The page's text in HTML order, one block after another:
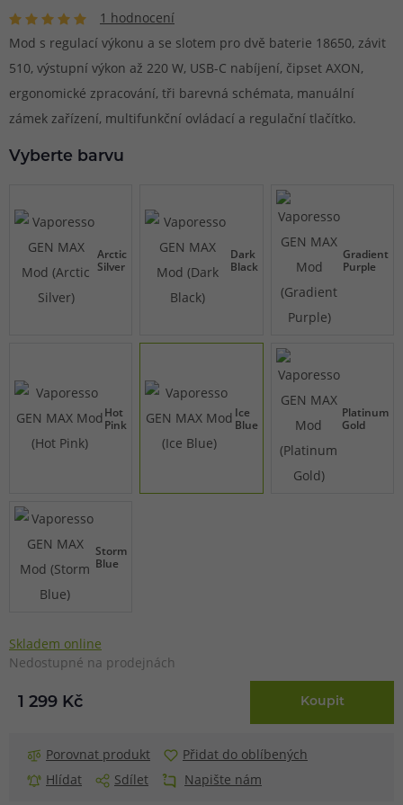
1 hodnocení
Mod s regulací výkonu a se slotem pro dvě baterie 18650, závit
510, výstupní výkon až 220 W, USB-C nabíjení, čipset AXON,
ergonomické zpracování, tři barevná schémata, manuální
zámek zařízení, multifunkční ovládací a regulační tlačítko.
Vyberte barvu
Arctic
Silver
Dark
Black
Gradient
Purple
Hot
Pink
Ice
Blue
Platinum
Gold
Storm
Blue
Skladem online
Nedostupné na prodejnách
1 299 Kč Koupit
Porovnat produkt
Přidat do oblíbených
Hlídat
Sdílet Napište nám